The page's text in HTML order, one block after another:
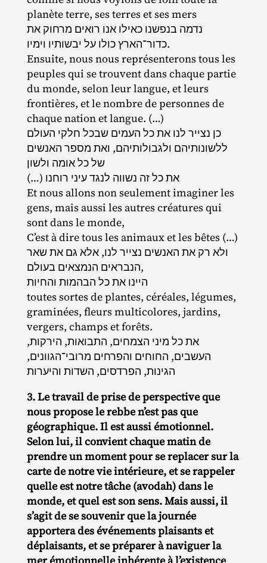
planète terre, ses terres et ses mers
נדמה בנפשנו כאילו אנו רואים מרחוק את
כדור־הארץ כולו על יבשותיו וימיו.
Ensuite, nous nous représenterons tous les
peuples qui se trouvent dans chaque partie
du monde, selon leur langue, et leurs
frontières, et le nombre de personnes de
chaque nation et langue. (…)
כן נצייר לנו את כל העמים שבכל חלקי העולם
ללשונותיהם ולגבולותיהם, ואת מספר האנשים
של כל אומה ולשון
(…) את כל זה נשווה לנגד עיני רוחנו
Et nous allons non seulement imaginer les
gens, mais aussi les autres créatures qui
sont dans le monde,
C’est à dire tous les animaux et les bêtes (…)
ולא רק את האנשים נצייר לנו, אלא גם את שאר
הנבראים הנמצאים בעולם,
היינו את כל הבהמות והחיות
toutes sortes de plantes, céréales, légumes,
graminées, fleurs multicolores, jardins,
vergers, champs et forêts.
את כל מיני הצמחים, התבואות, הירקות,
העשבים, החוחים והפרחים מרובי־הגוונים,
הגינות, הפרדסים, השדות והיערות
3. Le travail de prise de perspective que
nous propose le rebbe n’est pas que
géographique. Il est aussi émotionnel.
Selon lui, il convient chaque matin de
prendre un moment pour se replacer sur la
carte de notre vie intérieure, et se rappeler
quelle est notre tâche (avodah) dans le
monde, et quel est son sens. Mais aussi, il
s’agit de se souvenir que la journée
apportera des événements plaisants et
déplaisants, et se préparer à naviguer la